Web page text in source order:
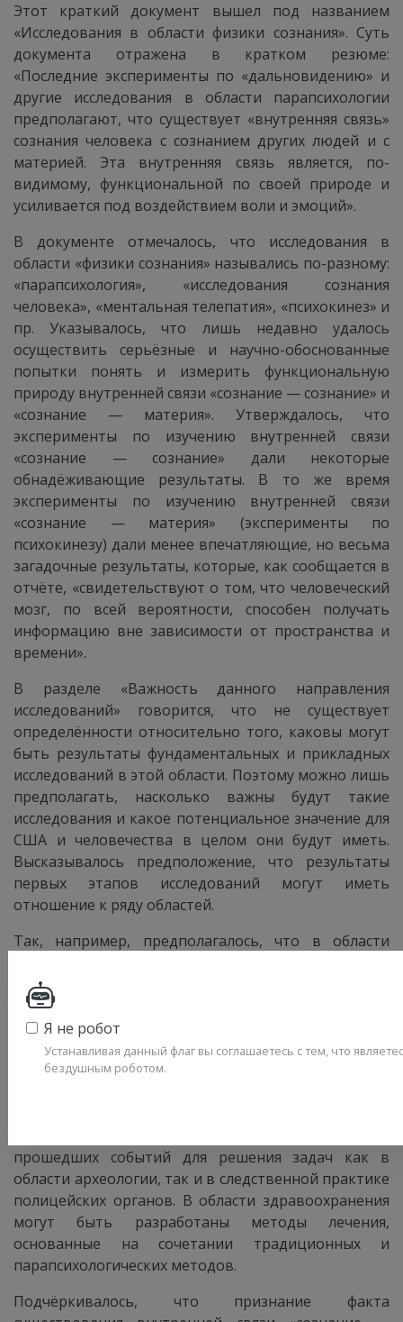
Этот краткий документ вышел под названием
«Исследования в области физики сознания». Суть
документа отражена в кратком резюме:
«Последние эксперименты по «дальновидению» и
другие исследования в области парапсихологии
предполагают, что существует «внутренняя связь»
сознания человека с сознанием других людей и с
материей. Эта внутренняя связь является, по-
видимому, функциональной по своей природе и
усиливается под воздействием воли и эмоций».
В документе отмечалось, что исследования в
области «физики сознания» назывались по-разному:
«парапсихология», «исследования сознания
человека», «ментальная телепатия», «психокинез» и
пр. Указывалось, что лишь недавно удалось
осуществить серьёзные и научно-обоснованные
попытки понять и измерить функциональную
природу внутренней связи «сознание — сознание» и
«сознание — материя». Утверждалось, что
эксперименты по изучению внутренней связи
«сознание — сознание» дали некоторые
обнадёживающие результаты. В то же время
эксперименты по изучению внутренней связи
«сознание — материя» (эксперименты по
психокинезу) дали менее впечатляющие, но весьма
загадочные результаты, которые, как сообщается в
отчёте, «свидетельствуют о том, что человеческий
мозг, по всей вероятности, способен получать
информацию вне зависимости от пространства и
времени».
В разделе «Важность данного направления
исследований» говорится, что не существует
определённости относительно того, каковы могут
быть результаты фундаментальных и прикладных
исследований в этой области. Поэтому можно лишь
предполагать, насколько важны будут такие
исследования и какое потенциальное значение для
США и человечества в целом они будут иметь.
Высказывалось предположение, что результаты
первых этапов исследований могут иметь
отношение к ряду областей.
Так, например, предполагалось, что в области
способность человека определять и узнавать
объекты, удалённые на большие расстояния, и
воздействовать на чувствительную аппаратуру и
других людей. Способность человека получать пси-
информацию может стать важным фактором
прошедших событий для решения задач как в
области археологии, так и в следственной практике
полицейских органов. В области здравоохранения
могут быть разработаны методы лечения,
основанные на сочетании традиционных и
парапсихологических методов.
Подчёркивалось, что признание факта
Я не робот
Устанавливая данный флаг вы соглашаетесь с тем, что
бездушным роботом.